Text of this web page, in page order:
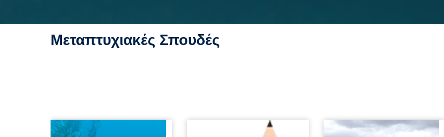
Μεταπτυχιακές Σπουδές